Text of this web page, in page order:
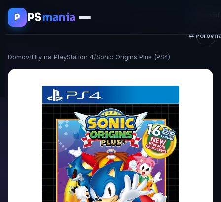
P PSmania
Domov/Hry na PlayStation 4/Sonic Origins Plus (PS4)
⇄